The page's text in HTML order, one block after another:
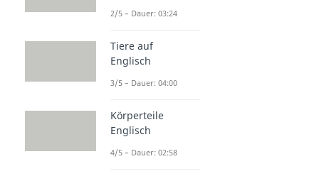
2/5 – Dauer: 03:24
Tiere auf
Englisch
3/5 – Dauer: 04:00
Körperteile
Englisch
4/5 – Dauer: 02:58